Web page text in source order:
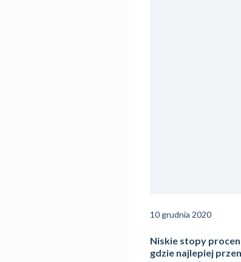
10 grudnia 2020
Niskie stopy
gdzie najlepiej